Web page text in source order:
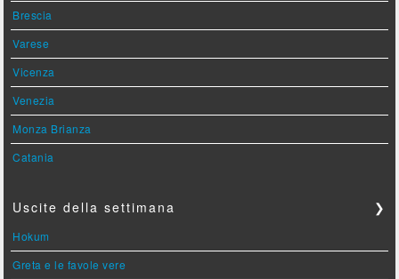
Brescia
Varese
Vicenza
Venezia
Monza Brianza
Catania
Uscite della settimana ❯
Hokum
Greta e le favole vere